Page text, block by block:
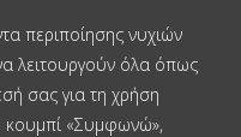
περιποίησης νυχιών
λειτουργούν όλα όπως
σας για τη χρήση
κουμπί «Συμφωνώ»,